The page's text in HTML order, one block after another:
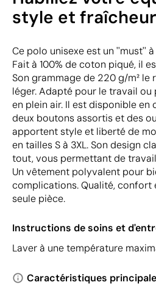
style et fraîcheur
Ce polo unisexe est un ''must''
Fait à 100% de coton piqué, il
Son grammage de 220 g/m² le
léger. Adapté pour le travail ou
en plein air. Il est disponible en
deux boutons assortis et des
apportent style et liberté de
en tailles S à 3XL. Son design
tout, vous permettant de
Un vêtement polyvalent pour
complications. Qualité, confort
seule pièce.
Instructions de soins et
Laver à une température
Caractéristiques